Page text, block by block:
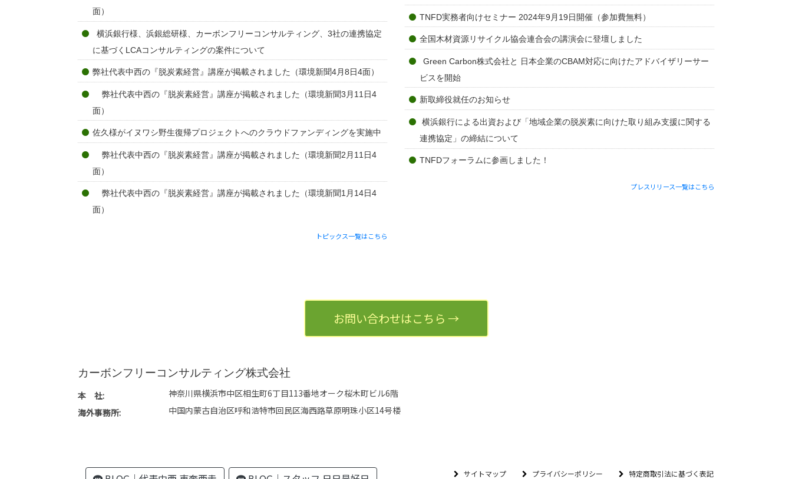
面）
横浜銀行様、浜銀総研様、カーボンフリーコンサルティング、3社の連携協定
に基づくLCAコンサルティングの案件について
弊社代表中西の『脱炭素経営』講座が掲載されました（環境新聞4月8日4面）
弊社代表中西の『脱炭素経営』講座が掲載されました（環境新聞3月11日4
面）
佐久様がイヌワシ野生復帰プロジェクトへのクラウドファンディングを実施中
弊社代表中西の『脱炭素経営』講座が掲載されました（環境新聞2月11日4
面）
弊社代表中西の『脱炭素経営』講座が掲載されました（環境新聞1月14日4
面）
トピックス一覧はこちら
TNFD実務者向けセミナー 2024年9月19日開催（参加費無料）
全国⽊材資源リサイクル協会連合会の講演会に登壇しました
Green Carbon株式会社と 日本企業のCBAM対応に向けたアドバイザリーサー
ビスを開始
新取締役就任のお知らせ
横浜銀行による出資および「地域企業の脱炭素に向けた取り組み支援に関する
連携協定」の締結について
TNFDフォーラムに参画しました！
プレスリリース一覧はこちら
お問い合わせはこちら →
カーボンフリーコンサルティング株式会社
本 社:
神奈川県横浜市中区相生町6丁目113番地オーク桜木町ビル6階
海外事務所:
中国内蒙古自治区呼和浩特市回民区海西路草原明珠小区14号楼
サイトマップ プライバシーポリシー 特定商取引法に基づく表記